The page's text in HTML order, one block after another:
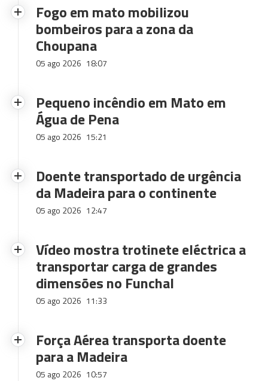
Fogo em mato mobilizou
bombeiros para a zona da
Choupana
05 ago 2026 18:07
Pequeno incêndio em Mato em
Água de Pena
05 ago 2026 15:21
Doente transportado de urgência
da Madeira para o continente
05 ago 2026 12:47
Vídeo mostra trotinete eléctrica a
transportar carga de grandes
dimensões no Funchal
05 ago 2026 11:33
Força Aérea transporta doente
para a Madeira
05 ago 2026 10:57